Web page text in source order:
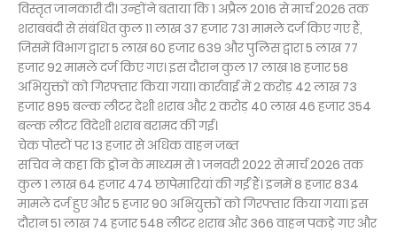
विस्तृत जानकारी दी। उन्होंने बताया कि 1 अप्रैल 2016 से मार्च 2026 तक
शराबबंदी से संबंधित कुल 11 लाख 37 हजार 731 मामले दर्ज किए गए हैं,
जिसमें विभाग द्वारा 5 लाख 60 हजार 639 और पुलिस द्वारा 5 लाख 77
हजार 92 मामले दर्ज किए गए। इस दौरान कुल 17 लाख 18 हजार 58
अभियुक्तों को गिरफ्तार किया गया। कार्रवाई में 2 करोड़ 42 लाख 73
हजार 895 बल्क लीटर देशी शराब और 2 करोड़ 40 लाख 46 हजार 354
बल्क लीटर विदेशी शराब बरामद की गई।
चेक पोस्टों पर 13 हजार से अधिक वाहन जब्त
सचिव ने कहा कि ड्रोन के माध्यम से 1 जनवरी 2022 से मार्च 2026 तक
कुल 1 लाख 64 हजार 474 छापेमारियां की गईं हैं। इनमें 8 हजार 834
मामले दर्ज हुए और 5 हजार 90 अभियुक्तों को गिरफ्तार किया गया। इस
दौरान 51 लाख 74 हजार 548 लीटर शराब और 366 वाहन पकड़े गए और